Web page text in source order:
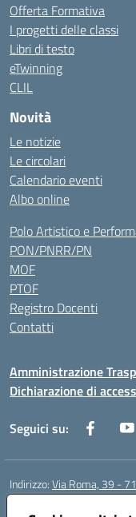
Offerta Formativa
I progetti delle classi
Libri di testo
eTwinning
CLIL
Novità
Le notizie
Le circolari
Calendario eventi
Albo online
Polo Artistico e
PON/PNRR/PN
MOF
PTOF
Registro Docenti
Contatti
Amministrazione
Dichiarazione di
Seguici su:
Indirizzo:Via Roma, 39 -
Centralino: